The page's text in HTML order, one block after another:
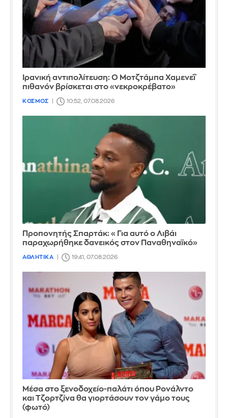
Ιρανική αντιπολίτευση: Ο Μοτζτάμπα Χαμενεΐ
πιθανόν βρίσκεται στο «νεκροκρέβατο»
ΚΟΣΜΟΣ 10:52, 07.08.2026
Προπονητής Σπαρτάκ: «Για αυτό ο Λιβάι
παραχωρήθηκε δανεικός στον Παναθηναϊκό»
ΑΘΛΗΤΙΚΑ 19:41, 07.08.2026
Μέσα στο ξενοδοχείο-παλάτι όπου Ρονάλντο
και Τζορτζίνα θα γιορτάσουν τον γάμο τους
(φωτό)